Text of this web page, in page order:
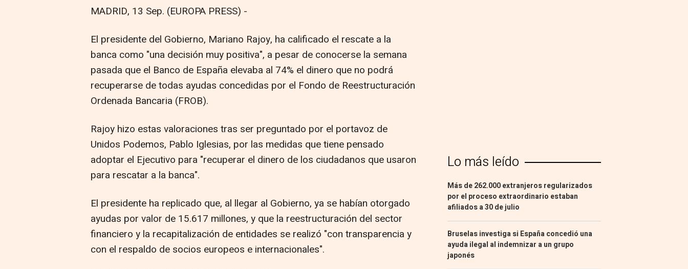
MADRID, 13 Sep. (EUROPA PRESS) -
El presidente del Gobierno, Mariano Rajoy, ha calificado el rescate a la
banca como "una decisión muy positiva", a pesar de conocerse la semana
pasada que el Banco de España elevaba al 74% el dinero que no podrá
recuperarse de todas ayudas concedidas por el Fondo de Reestructuración
Ordenada Bancaria (FROB).
Rajoy hizo estas valoraciones tras ser preguntado por el portavoz de
Unidos Podemos, Pablo Iglesias, por las medidas que tiene pensado
adoptar el Ejecutivo para "recuperar el dinero de los ciudadanos que usaron
para rescatar a la banca".
El presidente ha replicado que, al llegar al Gobierno, ya se habían otorgado
ayudas por valor de 15.617 millones, y que la reestructuración del sector
financiero y la recapitalización de entidades se realizó "con transparencia y
con el respaldo de socios europeos e internacionales".
Lo más leído
Más de 262.000 extranjeros regularizados
por el proceso extraordinario estaban
afiliados a 30 de julio
Bruselas investiga si España concedió una
ayuda ilegal al indemnizar a un grupo
japonés